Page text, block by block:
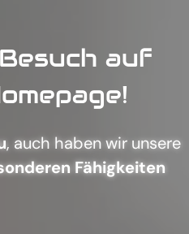
auf
, auch haben wir unsere
Fähigkeiten